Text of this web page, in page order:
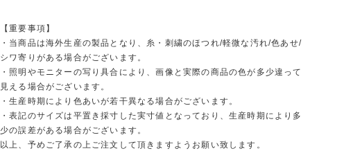
【重要事項】
・当商品は海外生産の製品となり、糸・刺繍のほつれ/軽微な汚れ/色あせ/
シワ寄りがある場合がございます。
・照明やモニターの写り具合により、画像と実際の商品の色が多少違って
見える場合がございます。
・生産時期により色あいが若干異なる場合がございます。
・表記のサイズは平置き採寸した実寸値となっており、生産時期により多
少の誤差がある場合がございます。
以上、予めご了承の上ご注文して頂きますようお願い致します。